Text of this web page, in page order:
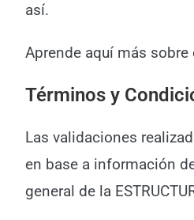
así.
Aprende aquí más sobre
Términos y
Las validaciones
en base a información
general de la